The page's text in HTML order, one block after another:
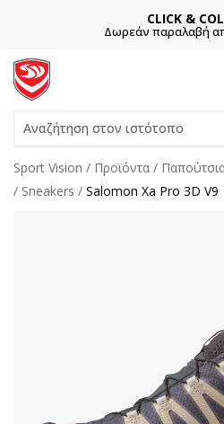
CLICK &
Δωρεάν παραλαβή
Αναζήτηση στον ιστότοπο
Sport Vision Προϊόντα
Sneakers
Salomon Xa Pro 3D V9